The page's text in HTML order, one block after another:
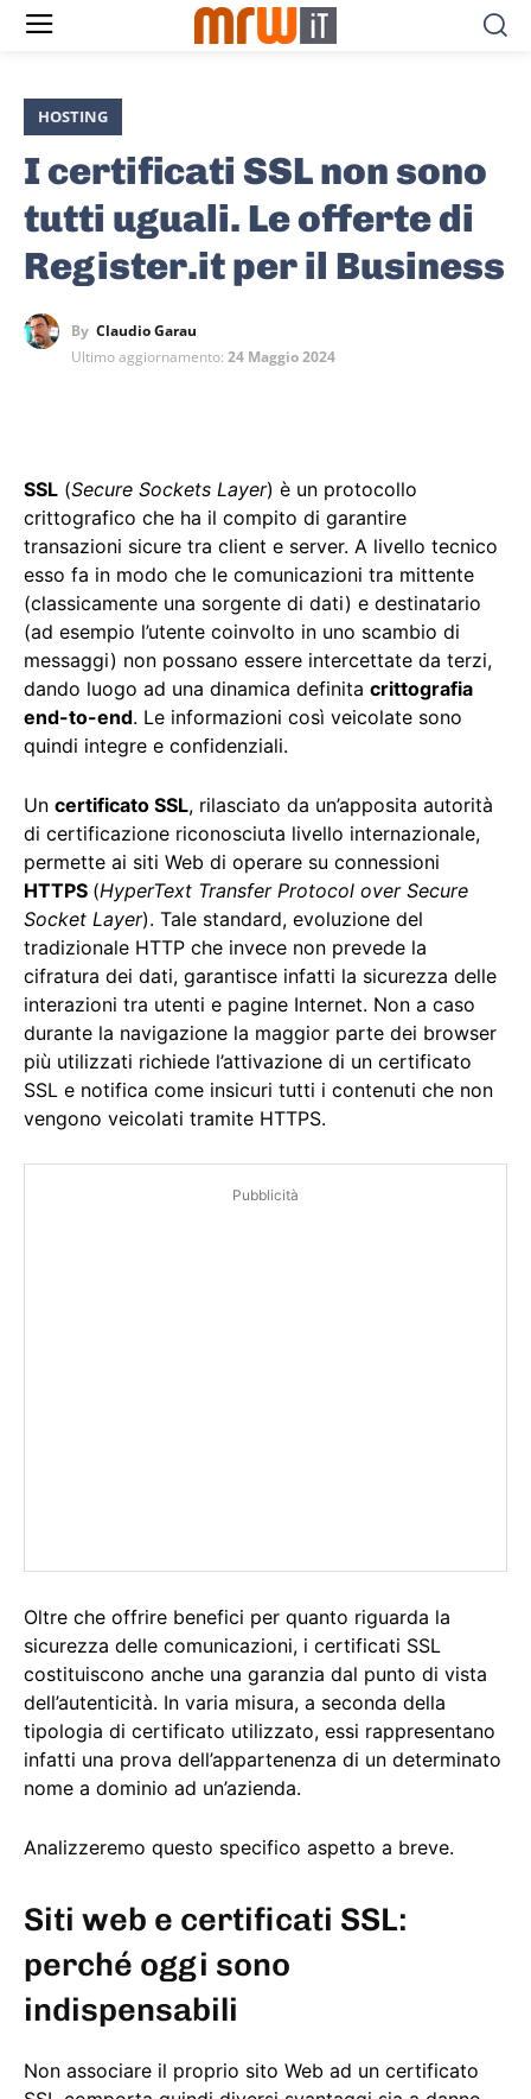
HOSTING
I certificati SSL non sono
tutti uguali. Le offerte di
Register.it per il Business
By Claudio Garau
Ultimo aggiornamento: 24 Maggio 2024
SSL (Secure Sockets Layer) è un protocollo
crittografico che ha il compito di garantire
transazioni sicure tra client e server. A livello tecnico
esso fa in modo che le comunicazioni tra mittente
(classicamente una sorgente di dati) e destinatario
(ad esempio l’utente coinvolto in uno scambio di
messaggi) non possano essere intercettate da terzi,
dando luogo ad una dinamica definita crittografia
end-to-end. Le informazioni così veicolate sono
quindi integre e confidenziali.
Un certificato SSL, rilasciato da un’apposita autorità
di certificazione riconosciuta livello internazionale,
permette ai siti Web di operare su connessioni
HTTPS (HyperText Transfer Protocol over Secure
Socket Layer). Tale standard, evoluzione del
tradizionale HTTP che invece non prevede la
cifratura dei dati, garantisce infatti la sicurezza delle
interazioni tra utenti e pagine Internet. Non a caso
durante la navigazione la maggior parte dei browser
più utilizzati richiede l’attivazione di un certificato
SSL e notifica come insicuri tutti i contenuti che non
vengono veicolati tramite HTTPS.
Pubblicità
Oltre che offrire benefici per quanto riguarda la
sicurezza delle comunicazioni, i certificati SSL
costituiscono anche una garanzia dal punto di vista
dell’autenticità. In varia misura, a seconda della
tipologia di certificato utilizzato, essi rappresentano
infatti una prova dell’appartenenza di un determinato
nome a dominio ad un’azienda.
Analizzeremo questo specifico aspetto a breve.
Siti web e certificati SSL:
perché oggi sono
indispensabili
Non associare il proprio sito Web ad un certificato